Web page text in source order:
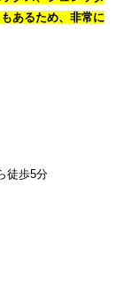
あるため、非常に
徒歩5分